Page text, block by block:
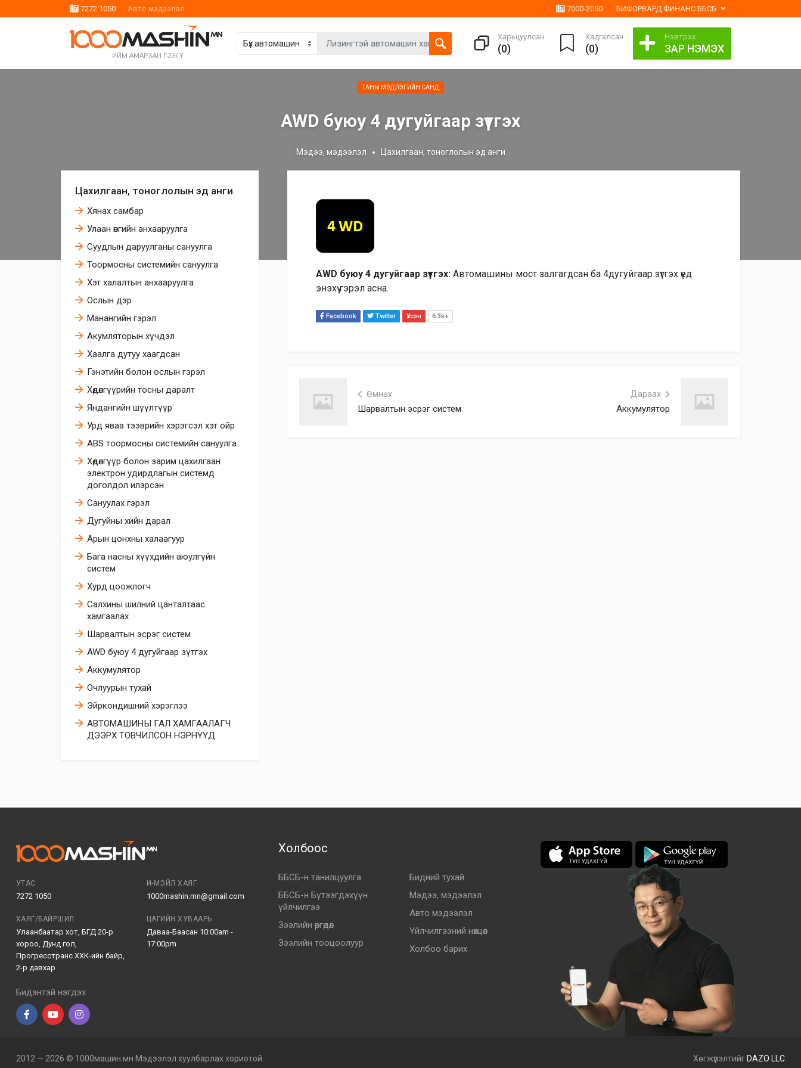
7272 1050 Авто мэдээлэл 7000-2050 БИФОРВАРД ФИНАНС ББСБ
ИЙМ АМАРХАН ГЭЖ ҮҮ
Харьцуулсан
(0)
Хадгалсан
(0)
Нэвтрэх
ЗАР НЭМЭХ
ТАНЫ МЭДЛЭГИЙН САНД
AWD буюу 4 дугуйгаар зүтгэх
Мэдээ, мэдээлэл Цахилгаан, тоноглолын эд анги
Цахилгаан, тоноглолын эд анги
Хянах самбар
Улаан өнгийн анхааруулга
Суудлын даруулганы сануулга
Тоормосны системийн сануулга
Хэт халалтын анхааруулга
Ослын дэр
Манангийн гэрэл
Акумляторын хүчдэл
Хаалга дутуу хаагдсан
Гэнэтийн болон ослын гэрэл
Хөдөлгүүрийн тосны даралт
Яндангийн шүүлтүүр
Урд яваа тээврийн хэрэгсэл хэт ойр
ABS тоормосны системийн сануулга
Хөдөлгүүр болон зарим цахилгаан
электрон удирдлагын системд
доголдол илэрсэн
Сануулах гэрэл
Дугуйны хийн дарал
Арын цонхны халаагуур
Бага насны хүүхдийн аюулгүйн
систем
Хурд цоожлогч
Салхины шилний цанталтаас
хамгаалах
Шарвалтын эсрэг систем
AWD буюу 4 дугуйгаар зүтгэх
Аккумулятор
Очлуурын тухай
Эйркoндишний хэрэглээ
АВТОМАШИНЫ ГАЛ ХАМГААЛАГЧ
ДЭЭРХ ТОВЧИЛСОН НЭРНҮҮД
AWD буюу 4 дугуйгаар зүтгэх: Автомашины мост залгагдсан ба 4дугуйгаар зүтгэх үед
энэхүү гэрэл асна.
Facebook Twitter Үзсэн 6.3k+
Өмнөх
Шарвалтын эсрэг систем
Дараах
Аккумулятор
УТАС
7272 1050
И-МЭЙЛ ХАЯГ
1000mashin.mn@gmail.com
ХАЯГ/БАЙРШИЛ
Улаанбаатар хот, БГД 20-р
хороо, Дунд гол,
Прогресстранс ХХК-ийн байр,
2-р давхар
ЦАГИЙН ХУВААРЬ
Даваа-Баасан 10:00am -
17:00pm
Бидэнтэй нэгдэх
Холбоос
ББСБ-н танилцуулга
ББСБ-н Бүтээгдэхүүн
үйлчилгээ
Зээлийн өргөдөл
Зээлийн тооцоолуур
Бидний тухай
Мэдээ, мэдээлэл
Авто мэдээлэл
Үйлчилгээний нөхцөл
Холбоо барих
2012 — 2026 © 1000машин.мн Мэдээлэл хуулбарлах хориотой. ХөгжүүлэлтийгDAZO LLC